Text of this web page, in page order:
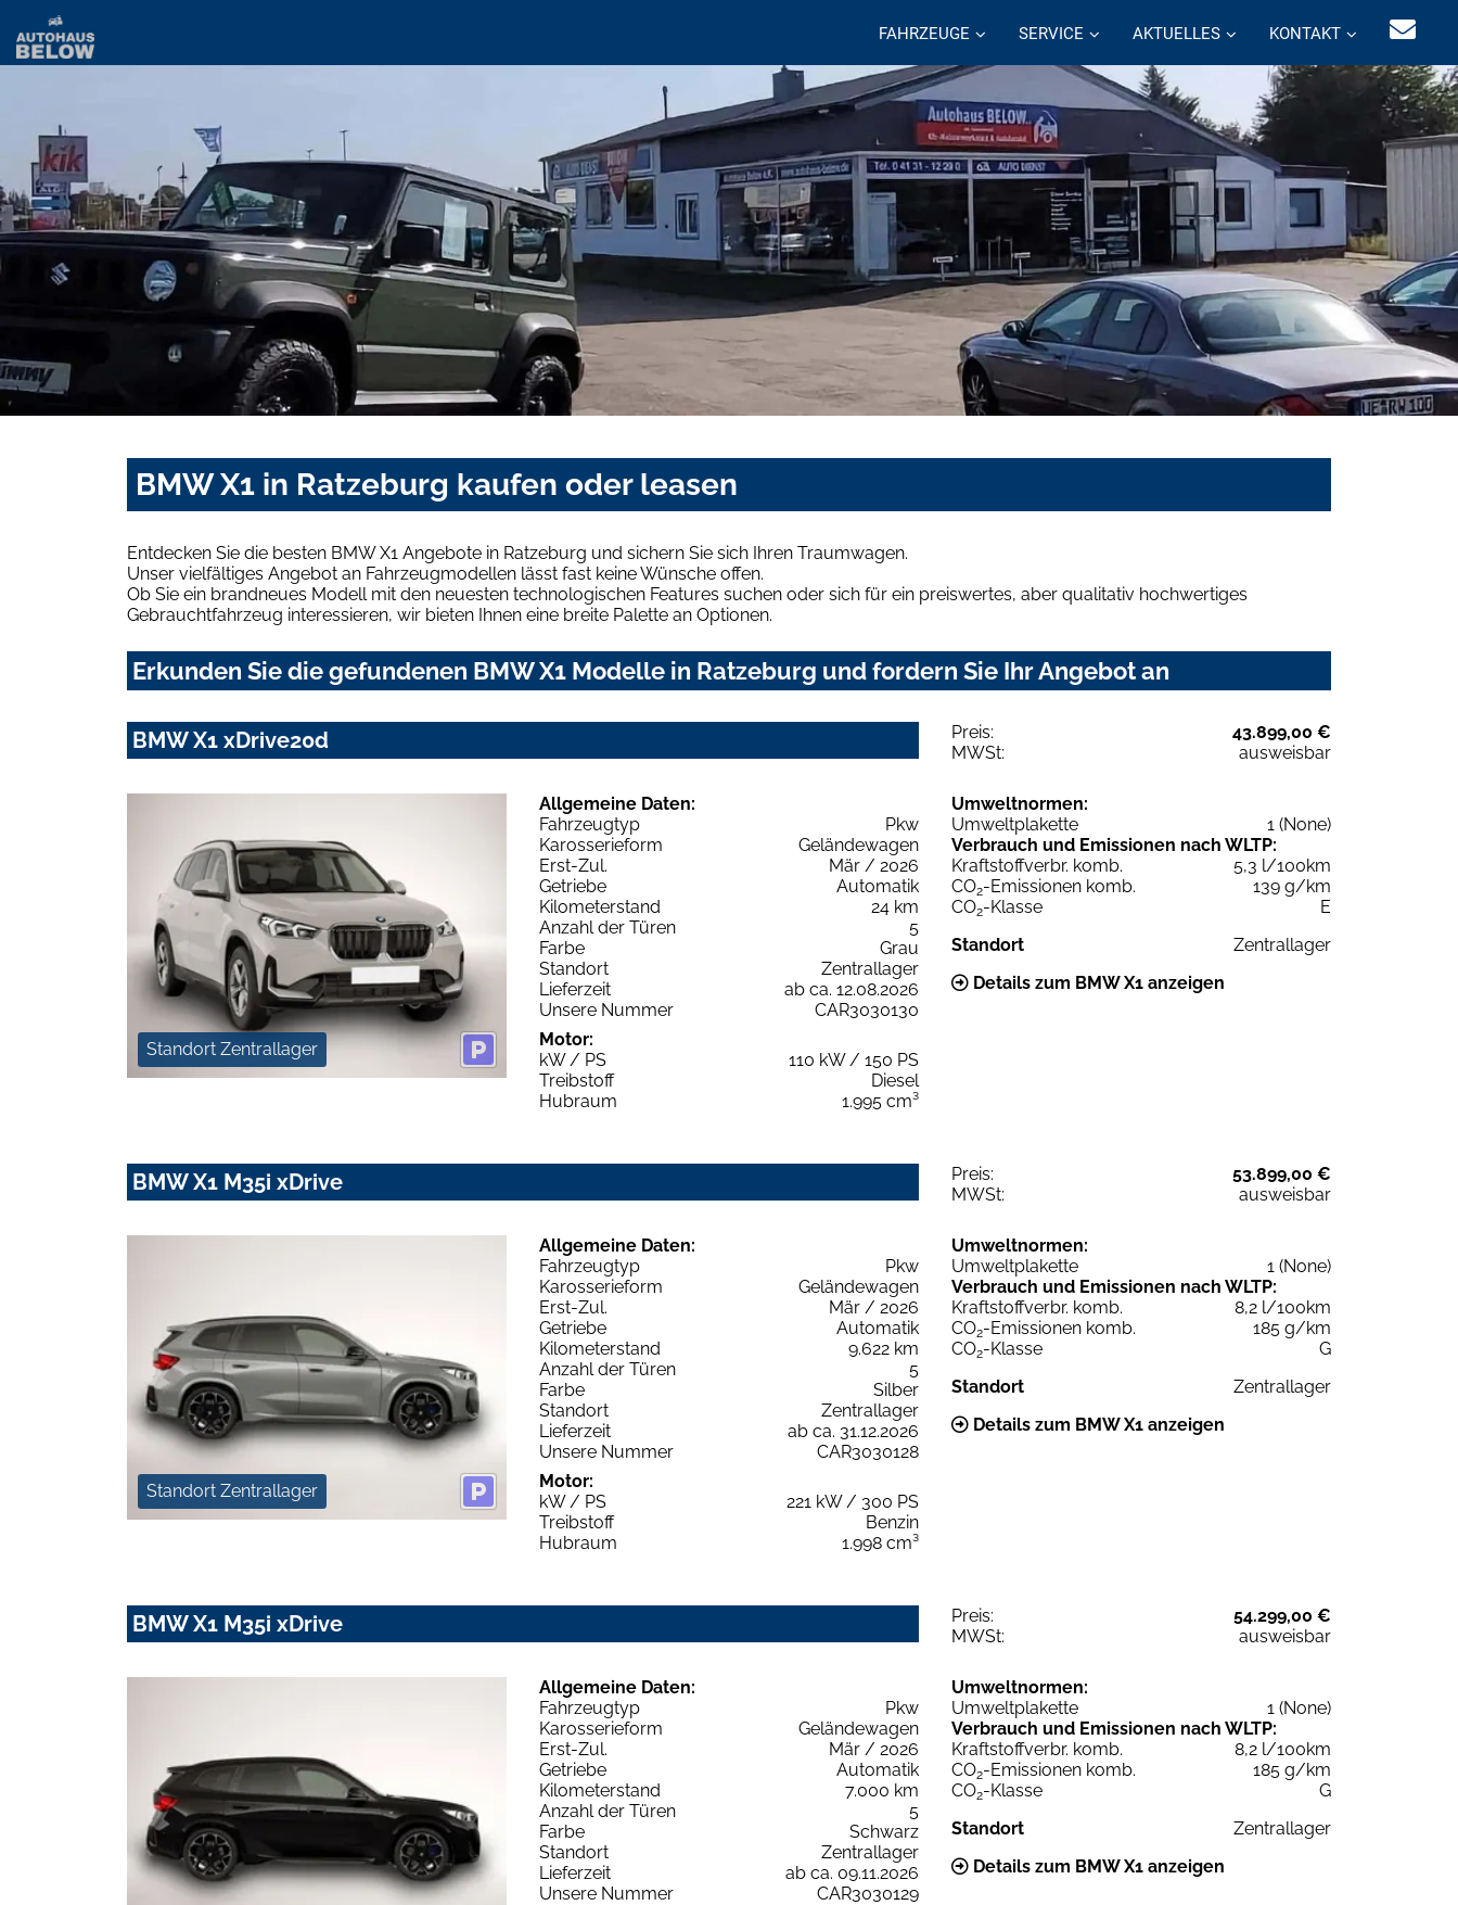
FAHRZEUGE SERVICE AKTUELLES KONTAKT
BMW X1 in Ratzeburg kaufen oder leasen
Entdecken Sie die besten BMW X1 Angebote in Ratzeburg und sichern Sie sich Ihren Traumwagen.
Unser vielfältiges Angebot an Fahrzeugmodellen lässt fast keine Wünsche offen.
Ob Sie ein brandneues Modell mit den neuesten technologischen Features suchen oder sich für ein preiswertes, aber qualitativ hochwertiges
Gebrauchtfahrzeug interessieren, wir bieten Ihnen eine breite Palette an Optionen.
Erkunden Sie die gefundenen BMW X1 Modelle in Ratzeburg und fordern Sie Ihr Angebot an
BMW X1 xDrive20d Preis:
43.899,00 €
MWSt:
ausweisbar
Standort Zentrallager
Allgemeine Daten:
Fahrzeugtyp
Pkw
Karosserieform
Geländewagen
Erst-Zul.
Mär / 2026
Getriebe
Automatik
Kilometerstand
24 km
Anzahl der Türen
5
Farbe
Grau
Standort
Zentrallager
Lieferzeit
ab ca. 12.08.2026
Unsere Nummer
CAR3030130
Motor:
kW / PS
110 kW / 150 PS
Treibstoff
Diesel
Hubraum
1.995 cm³
Umweltnormen:
Umweltplakette
1 (None)
Verbrauch und Emissionen nach WLTP:
Kraftstoffverbr. komb.
5,3 l/100km
CO2-Emissionen komb.
139 g/km
CO2-Klasse
E
Standort
Zentrallager
Details zum BMW X1 anzeigen
BMW X1 M35i xDrive Preis:
53.899,00 €
MWSt:
ausweisbar
Standort Zentrallager
Allgemeine Daten:
Fahrzeugtyp
Pkw
Karosserieform
Geländewagen
Erst-Zul.
Mär / 2026
Getriebe
Automatik
Kilometerstand
9.622 km
Anzahl der Türen
5
Farbe
Silber
Standort
Zentrallager
Lieferzeit
ab ca. 31.12.2026
Unsere Nummer
CAR3030128
Motor:
kW / PS
221 kW / 300 PS
Treibstoff
Benzin
Hubraum
1.998 cm³
Umweltnormen:
Umweltplakette
1 (None)
Verbrauch und Emissionen nach WLTP:
Kraftstoffverbr. komb.
8,2 l/100km
CO2-Emissionen komb.
185 g/km
CO2-Klasse
G
Standort
Zentrallager
Details zum BMW X1 anzeigen
BMW X1 M35i xDrive Preis:
54.299,00 €
MWSt:
ausweisbar
Allgemeine Daten:
Fahrzeugtyp
Pkw
Karosserieform
Geländewagen
Erst-Zul.
Mär / 2026
Getriebe
Automatik
Kilometerstand
7.000 km
Anzahl der Türen
5
Farbe
Schwarz
Standort
Zentrallager
Lieferzeit
ab ca. 09.11.2026
Unsere Nummer
CAR3030129
Umweltnormen:
Umweltplakette
1 (None)
Verbrauch und Emissionen nach WLTP:
Kraftstoffverbr. komb.
8,2 l/100km
CO2-Emissionen komb.
185 g/km
CO2-Klasse
G
Standort
Zentrallager
Details zum BMW X1 anzeigen